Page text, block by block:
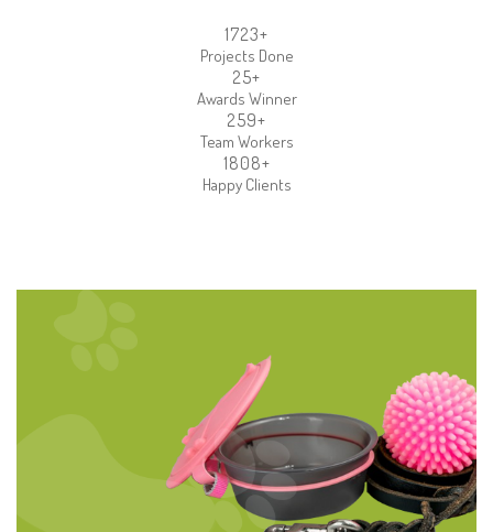
1993+
Projects Done
28+
Awards Winner
299+
Team Workers
2092+
Happy Clients